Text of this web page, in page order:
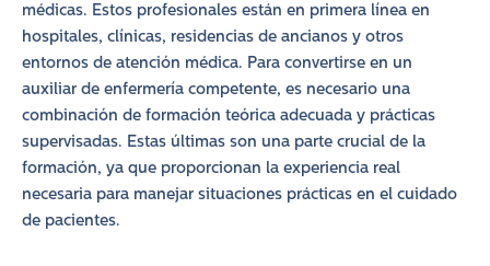
médicas. Estos profesionales están en primera línea en
hospitales, clínicas, residencias de ancianos y otros
entornos de atención médica. Para convertirse en un
auxiliar de enfermería competente, es necesario una
combinación de formación teórica adecuada y prácticas
supervisadas. Estas últimas son una parte crucial de la
formación, ya que proporcionan la experiencia real
necesaria para manejar situaciones prácticas en el cuidado
de pacientes.